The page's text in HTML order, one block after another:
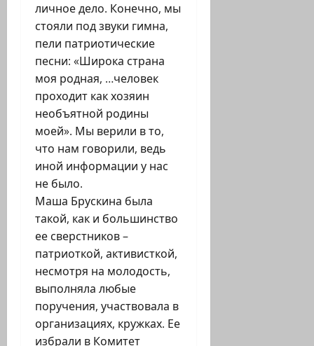
личное дело. Конечно, мы
стояли под звуки гимна,
пели патриотические
песни: «Широка страна
моя родная, …человек
проходит как хозяин
необъятной родины
моей». Мы верили в то,
что нам говорили, ведь
иной информации у нас
не было.
Маша Брускина была
такой, как и большинство
ее сверстников –
патриоткой, активисткой,
несмотря на молодость,
выполняла любые
поручения, участвовала в
организациях, кружках. Ее
избрали в Комитет